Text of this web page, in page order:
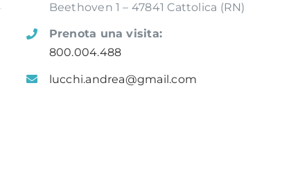
Beethoven 1 – 47841 Cattolica (RN)
Prenota una visita:
800.004.488
lucchi.andrea@gmail.com